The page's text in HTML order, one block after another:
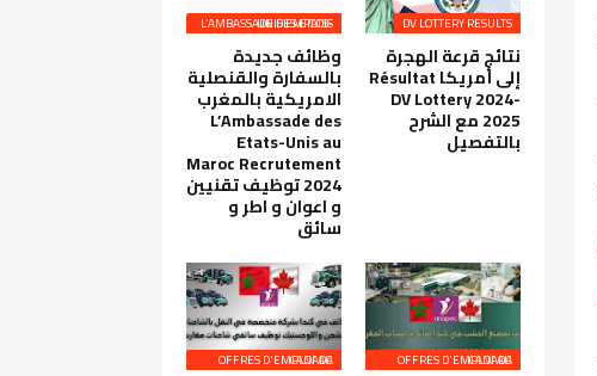
DV LOTTERY RESULTS
نتائج قرعة الهجرة
إلى أمريكا Résultat
DV Lottery 2024-
2025 مع الشرح
بالتفصيل
L’AMBASSADE DES ETATS-UNIS EMPLOIS
وظائف جديدة
بالسفارة والقنصلية
الامريكية بالمغرب
L’Ambassade des
Etats-Unis au
Maroc Recrutement
2024 توظيف تقنيين
و اعوان و اطر و
سائق
OFFRES D'EMPLOI AU CANADA
OFFRES D'EMPLOI AU CANADA